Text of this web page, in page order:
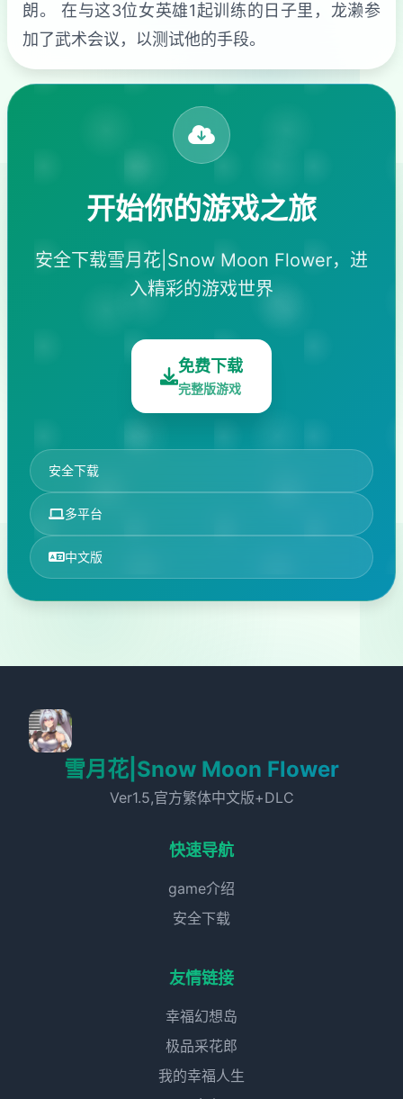
朗。 在与这3位女英雄1起训练的日子里，龙濑参
加了武术会议，以测试他的手段。
开始你的游戏之旅
安全下载雪月花|Snow Moon Flower，进
入精彩的游戏世界
免费下载
完整版游戏
安全下载
多平台
中文版
雪月花|Snow Moon Flower
Ver1.5,官方繁体中文版+DLC
快速导航
game介绍
安全下载
友情链接
幸福幻想岛
极品采花郎
我的幸福人生